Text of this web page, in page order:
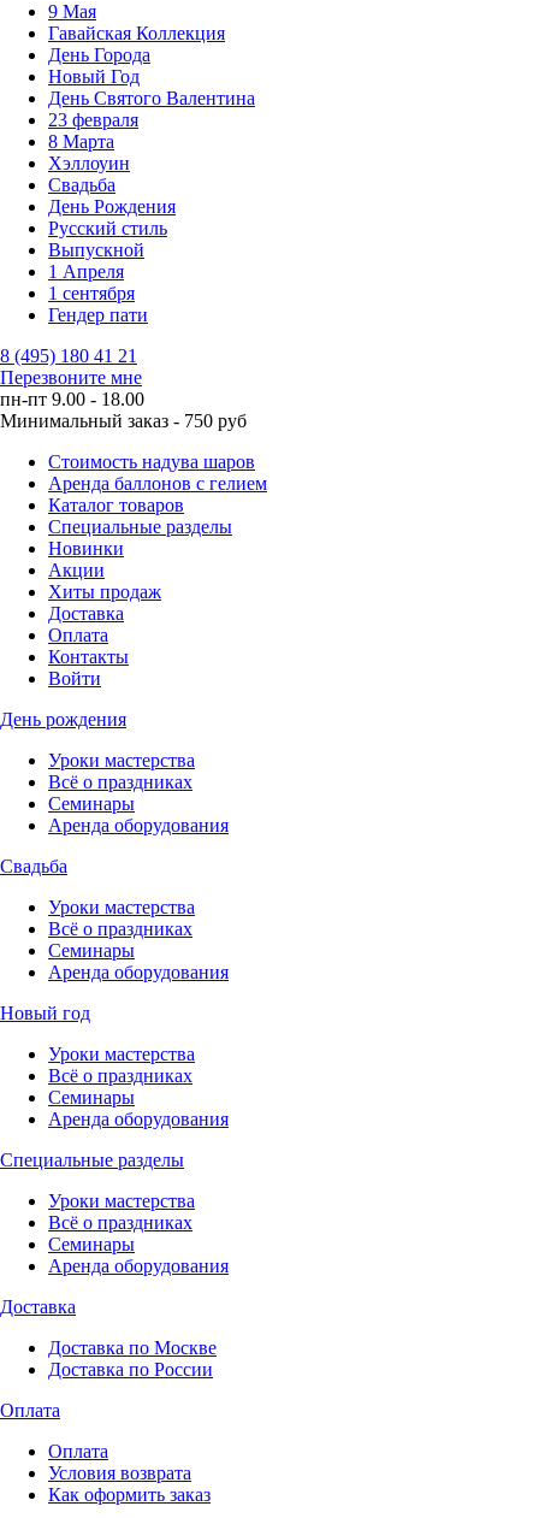
9 Мая
Гавайская Коллекция
День Города
Новый Год
День Святого Валентина
23 февраля
8 Марта
Хэллоуин
Свадьба
День Рождения
Русский стиль
Выпускной
1 Апреля
1 сентября
Гендер пати
8 (495) 180 41 21
Перезвоните мне
пн-пт 9.00 - 18.00
Минимальный заказ - 750 руб
Стоимость надува шаров
Аренда баллонов с гелием
Каталог товаров
Специальные разделы
Новинки
Акции
Хиты продаж
Доставка
Оплата
Контакты
Войти
День рождения
Уроки мастерства
Всё о праздниках
Семинары
Аренда оборудования
Свадьба
Уроки мастерства
Всё о праздниках
Семинары
Аренда оборудования
Новый год
Уроки мастерства
Всё о праздниках
Семинары
Аренда оборудования
Специальные разделы
Уроки мастерства
Всё о праздниках
Семинары
Аренда оборудования
Доставка
Доставка по Москве
Доставка по России
Оплата
Оплата
Условия возврата
Как оформить заказ